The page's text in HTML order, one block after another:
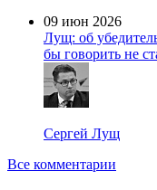
09 июн 2026
Лущ: об
бы говорить не
Сергей Лущ
Все комментарии